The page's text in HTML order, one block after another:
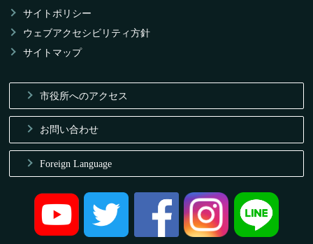
サイトポリシー
ウェブアクセシビリティ方針
サイトマップ
市役所へのアクセス
お問い合わせ
Foreign Language